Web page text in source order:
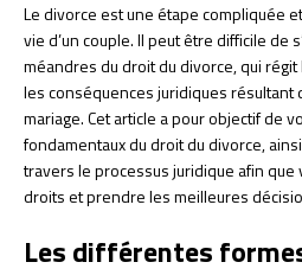
Le divorce est une étape compliquée
vie d’un couple. Il peut être difficile de
méandres du droit du divorce, qui
les conséquences juridiques résultant
mariage. Cet article a pour objectif de
fondamentaux du droit du divorce,
travers le processus juridique afin
droits et prendre les meilleures
Les différentes